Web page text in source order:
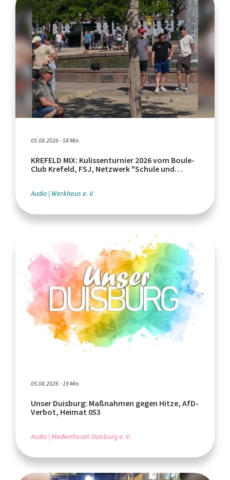
05.08.2026 - 58 Min.
KREFELD MIX: Kulissenturnier 2026 vom Boule-
Club Krefeld, FSJ, Netzwerk "Schule und
Audio Werkhaus e. V.
05.08.2026 - 19 Min.
Unser Duisburg: Maßnahmen gegen Hitze, AfD-
Verbot, Heimat 053
Audio Medienforum Duisburg e. V.